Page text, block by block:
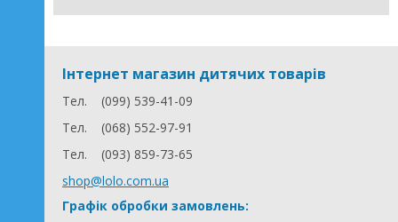
Інтернет магазин дитячих товарів
Тел.
(099) 539-41-09
Тел.
(068) 552-97-91
Тел.
(093) 859-73-65
shop@lolo.com.ua
Графік обробки замовлень: